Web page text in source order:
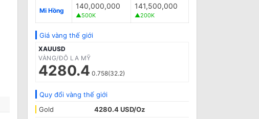
Mi Hồng
140,000,000
▲500K
141,500,000
▲200K
Giá vàng thế giới
XAUUSD
VÀNG/ĐÔ LA MỸ
4280.4 0.758(32.2)
Quy đổi vàng thế giới
Gold
4280.4 USD/Oz